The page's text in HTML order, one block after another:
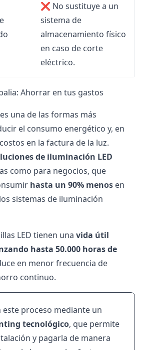
❌ No sustituye a un
sistema de
almacenamiento físico
en caso de corte
eléctrico.
Ahorrar en tus gastos
una de las formas más
el consumo energético y, en
en la factura de la luz.
de iluminación LED
como para negocios, que
hasta un 90% menos en
sistemas de iluminación
LED tienen una vida útil
hasta 50.000 horas de
en menor frecuencia de
continuo.
este proceso mediante un
tecnológico, que permite
y pagarla de manera